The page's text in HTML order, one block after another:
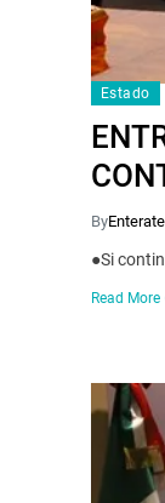
Estado
By
●Si
Read More